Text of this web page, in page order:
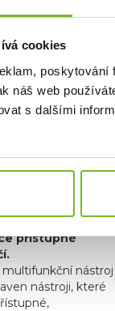
cookies
náš web
s dalšími
se uzamykají,
nářadí
bezpečně a
kapesní
klip můžete
přístupné
multifunkční nástroj
nástroji, které